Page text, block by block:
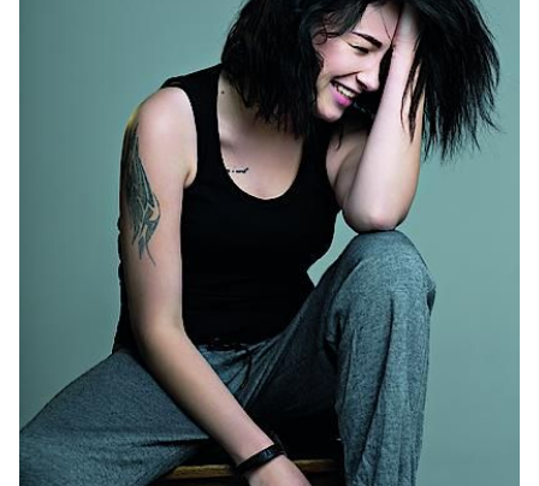
– Кто был инициатором встречи спустя девять
лет?
Догадайся с трех раз! Конечно же, я! Мне кто-то